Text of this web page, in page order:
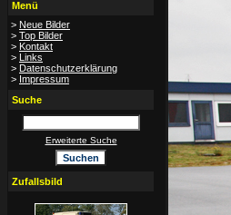
Menü
> Neue Bilder
> Top Bilder
> Kontakt
> Links
> Datenschutzerklärung
> Impressum
Suche
Erweiterte Suche
Zufallsbild